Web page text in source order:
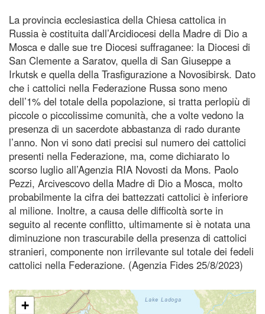
La provincia ecclesiastica della Chiesa cattolica in
Russia è costituita dall’Arcidiocesi della Madre di Dio a
Mosca e dalle sue tre Diocesi suffraganee: la Diocesi di
San Clemente a Saratov, quella di San Giuseppe a
Irkutsk e quella della Trasfigurazione a Novosibirsk. Dato
che i cattolici nella Federazione Russa sono meno
dell’1% del totale della popolazione, si tratta perlopiù di
piccole o piccolissime comunità, che a volte vedono la
presenza di un sacerdote abbastanza di rado durante
l’anno. Non vi sono dati precisi sul numero dei cattolici
presenti nella Federazione, ma, come dichiarato lo
scorso luglio all’Agenzia RIA Novosti da Mons. Paolo
Pezzi, Arcivescovo della Madre di Dio a Mosca, molto
probabilmente la cifra dei battezzati cattolici è inferiore
al milione. Inoltre, a causa delle difficoltà sorte in
seguito al recente conflitto, ultimamente si è notata una
diminuzione non trascurabile della presenza di cattolici
stranieri, componente non irrilevante sul totale dei fedeli
cattolici nella Federazione. (Agenzia Fides 25/8/2023)
+